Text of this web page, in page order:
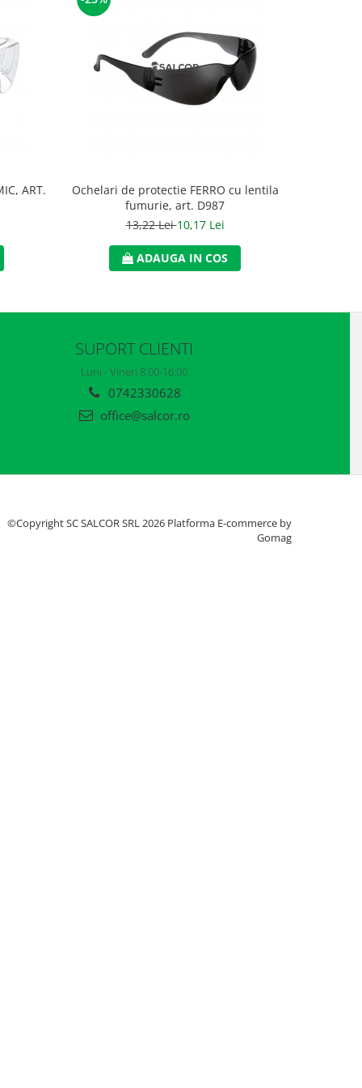
ART.
Ochelari de protectie FERRO cu lentila
fumurie, art. D987
13,22 Lei10,17 Lei
ADAUGA IN COS
SUPORT CLIENTI
Luni - Vineri 8:00-16:00
0742330628
office@salcor.ro
©Copyright SC SALCOR SRL 2026 Platforma E-commerce by
Gomag